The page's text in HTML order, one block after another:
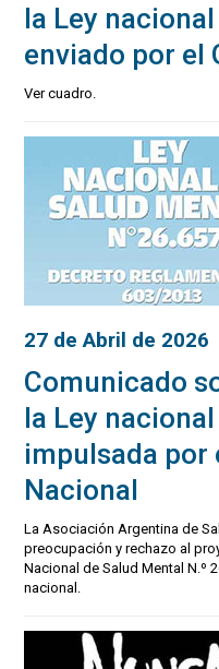
la Ley
enviado por el
Ver cuadro.
27 de Abril de 2026
Comunicado
la Ley
impulsada por
Nacional
La Asociación Argentina de
preocupación y rechazo al
Nacional de Salud Mental N.º
nacional.